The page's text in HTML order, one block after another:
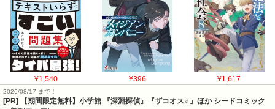
¥1,540 ¥396 ¥1,617
2026/08/17 まで！
[PR] 【期間限定無料】小学館 『深淵探偵』『ザコオス♂』ほか シードコミック